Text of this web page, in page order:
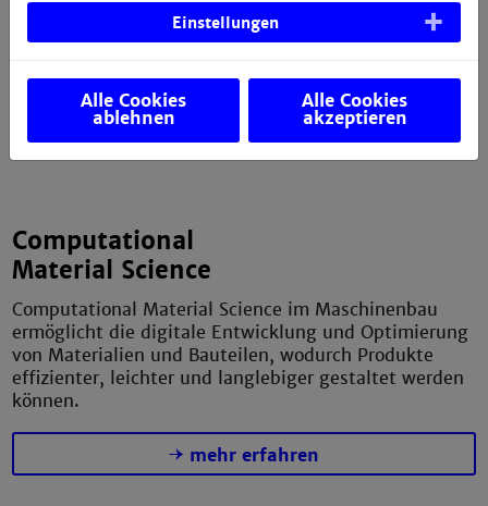
Wir forschen an der Optimierung tribologischer
Systeme auf Basis systemanalytischen ​Vorgehens und
mehr erfahren
Computational
Material Science
Computational Material Science im Maschinenbau
ermöglicht die digitale Entwicklung und Optimierung
von Materialien und Bauteilen, wodurch Produkte
effizienter, leichter und langlebiger gestaltet werden
können.
mehr erfahren
Einstellungen
Alle Cookies
ablehnen
Alle Cookies
akzeptieren